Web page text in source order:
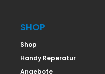
SHOP
Shop
Handy Reperatur
Angebote